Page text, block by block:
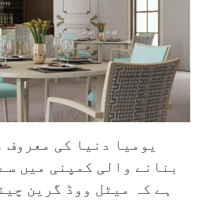
یومیا دنیا کی معروف
بنانے والی کمپنی میں